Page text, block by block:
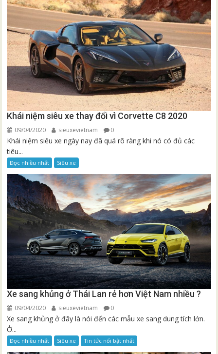
Khái niệm siêu xe thay đổi vì Corvette C8 2020
09/04/2020 sieuxevietnam 0
Khái niệm siêu xe ngày nay đã quá rõ ràng khi nó có đủ các
tiêu...
Đọc nhiều nhất Siêu xe
Xe sang khủng ở Thái Lan rẻ hơn Việt Nam nhiều ?
09/04/2020 sieuxevietnam 0
Xe sang khủng ở đây là nói đến các mẫu xe sang dung tích lớn.
Ở...
Đọc nhiều nhất Siêu xe Tin tức nổi bật nhất